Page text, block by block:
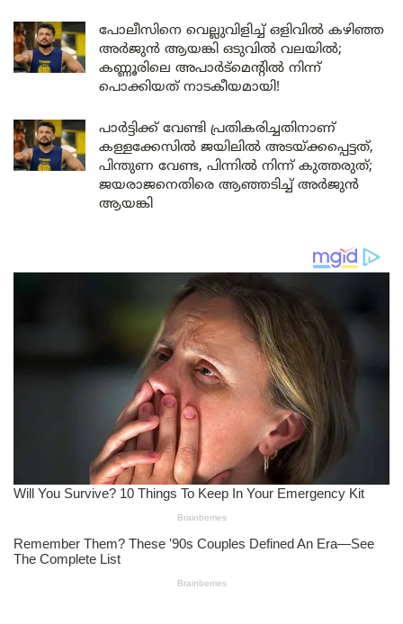
പോലീസിനെ വെല്ലുവിളിച്ച് ഒളിവിൽ കഴിഞ്ഞ
അർജുൻ ആയങ്കി ഒടുവിൽ വലയിൽ;
കണ്ണൂരിലെ അപാർട്മെന്റിൽ നിന്ന്
പൊക്കിയത് നാടകീയമായി!
പാർട്ടിക്ക് വേണ്ടി പ്രതികരിച്ചതിനാണ്
കള്ളക്കേസിൽ ജയിലിൽ അടയ്ക്കപ്പെട്ടത്,
പിന്തുണ വേണ്ട, പിന്നിൽ നിന്ന് കുത്തരുത്;
ജയരാജനെതിരെ ആഞ്ഞടിച്ച് അർജുൻ
ആയങ്കി